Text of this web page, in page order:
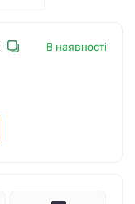
В наявності